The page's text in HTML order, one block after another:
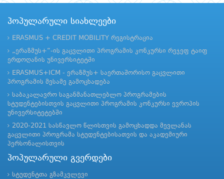
პოპულარული სიახლეები
ERASMUS + CREDIT MOBILITY რეგისტრაცია
„ერაზმუს+“-ის გაცვლითი პროგრამის კონკურსი რეჯეფ ტაიფ
ერდოღანის უნივერსიტეტში
ERASMUS+ICM - ერაზმუს+ საერთაშორისო გაცვლითი
პროგრამის მესამე გამოცხადება
საბაკალავრო საგანმანათლებლო პროგრამების
სტუდენტებისთვის გაცვლითი პროგრამის კონკურსი ევროპის
უნივერსიტეტებში
2020-2021 სასწავლო წლისთვის გამოცხადდა მევლანას
გაცვლითი პროგრამა სტუდენტებისათვის და აკადემიური
პერსონალისთვის
პოპულარული გვერდები
სტუდენტთა გზამკვლევი